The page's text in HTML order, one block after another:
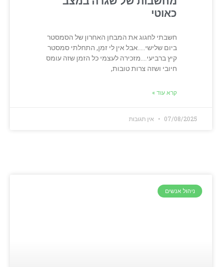
כאוטי
חשבתי לחגוג את המבחן האחרון של הסמסטר
ביום שלישי…..אבל אין לי זמן, התחלתי סמסטר
קיץ ברביעי….מזכירה לעצמי כל הזמן שזה עומס
חיובי ושזה צרות טובות,
קרא עוד »
07/08/2025 אין תגובות
ניהול אנשים